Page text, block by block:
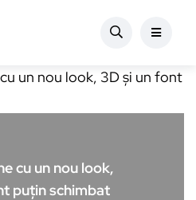
cu un nou look,
puțin schimbat